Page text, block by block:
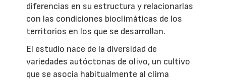
diferencias en su estructura y relacionarlas
con las condiciones bioclimáticas de los
territorios en los que se desarrollan.
El estudio nace de la diversidad de
variedades autóctonas de olivo, un cultivo
que se asocia habitualmente al clima